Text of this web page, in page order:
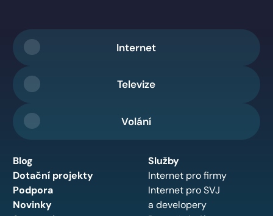
Internet
Televize
Volání
Blog
Dotační projekty
Podpora
Novinky
Služby
Internet pro firmy
Internet pro SVJ
a developery